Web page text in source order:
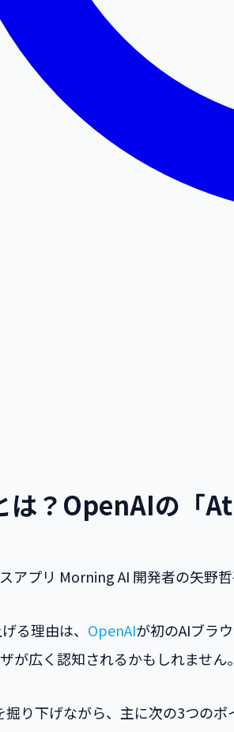
は？OpenAIの「
アプリ Morning AI 開発者の矢野
る理由は、 OpenAIが初のAIブラ
が広く認知されるかもしれません。
り下げながら、主に次の3つのポ